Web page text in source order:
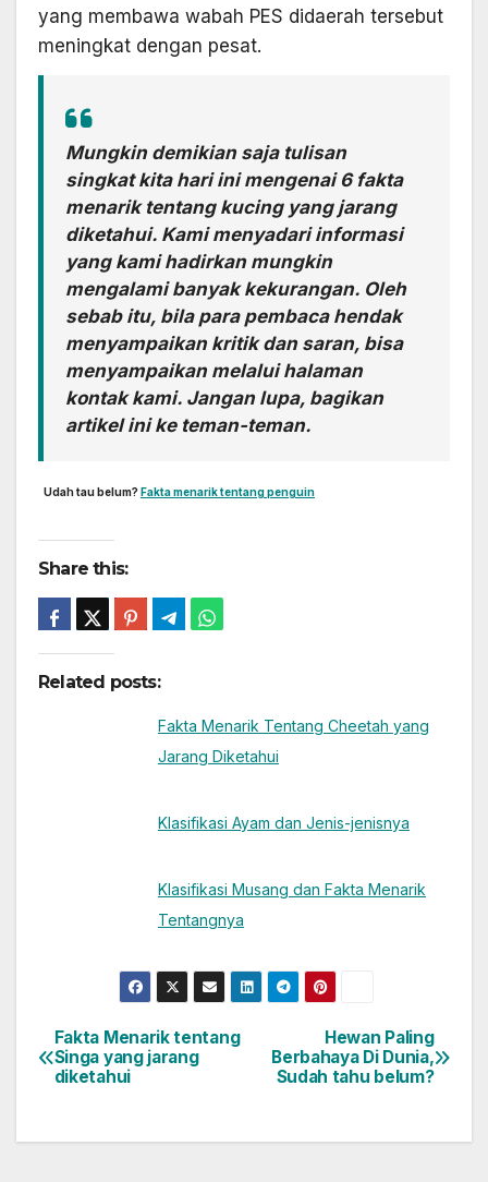
yang membawa wabah PES didaerah tersebut
meningkat dengan pesat.
Mungkin demikian saja tulisan
singkat kita hari ini mengenai 6 fakta
menarik tentang kucing yang jarang
diketahui. Kami menyadari informasi
yang kami hadirkan mungkin
mengalami banyak kekurangan. Oleh
sebab itu, bila para pembaca hendak
menyampaikan kritik dan saran, bisa
menyampaikan melalui halaman
kontak kami. Jangan lupa, bagikan
artikel ini ke teman-teman.
Udah tau belum? Fakta menarik tentang penguin
Share this:
Related posts:
Fakta Menarik Tentang Cheetah yang
Jarang Diketahui
Klasifikasi Ayam dan Jenis-jenisnya
Klasifikasi Musang dan Fakta Menarik
Tentangnya
Post
navigation
Hewan Paling
Berbahaya Di Dunia,
Sudah tahu belum?
Fakta Menarik tentang
Singa yang jarang
diketahui